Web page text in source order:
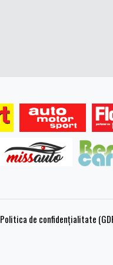
Politica de confidențialitate